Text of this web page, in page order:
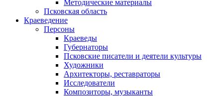
Методические материалы
Псковская область
Краеведение
Персоны
Краеведы
Губернаторы
Псковские писатели и деятели культуры
Художники
Архитекторы, реставраторы
Исследователи
Композиторы, музыканты